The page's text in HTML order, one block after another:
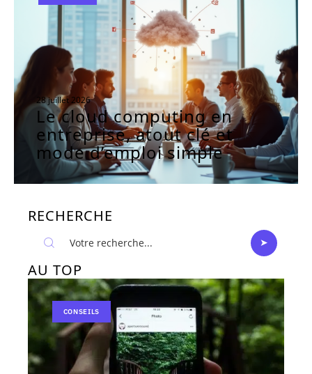
28 juillet 2026
Le cloud computing en
entreprise, atout clé et
mode d’emploi simple
RECHERCHE
AU TOP
CONSEILS